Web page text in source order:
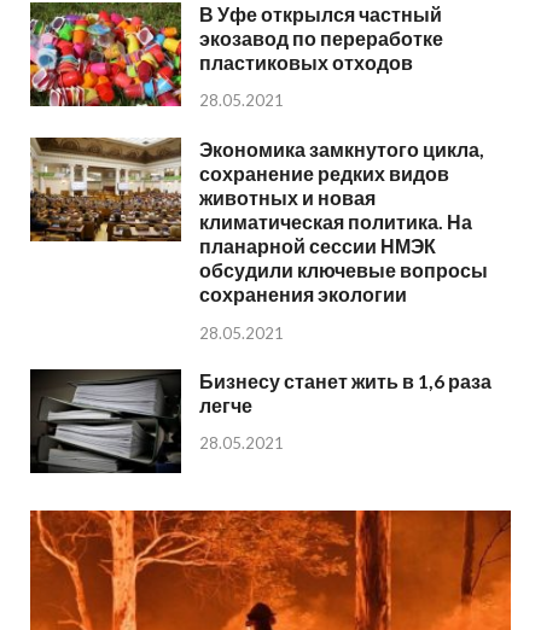
В Уфе открылся частный
экозавод по переработке
пластиковых отходов
28.05.2021
Экономика замкнутого цикла,
сохранение редких видов
животных и новая
климатическая политика. На
планарной сессии НМЭК
обсудили ключевые вопросы
сохранения экологии
28.05.2021
Бизнесу станет жить в 1,6 раза
легче
28.05.2021